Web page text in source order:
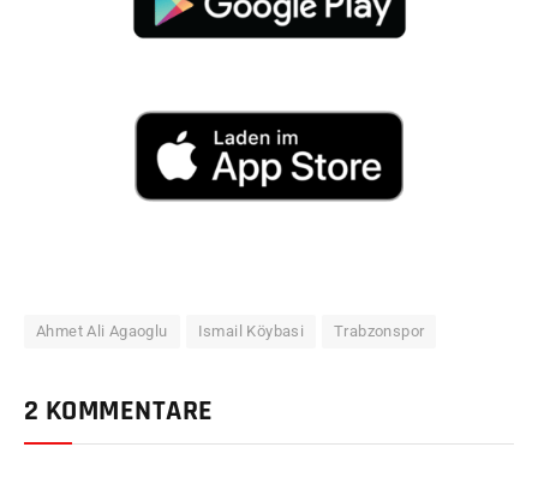
Ahmet Ali Agaoglu Ismail Köybasi Trabzonspor
2 KOMMENTARE